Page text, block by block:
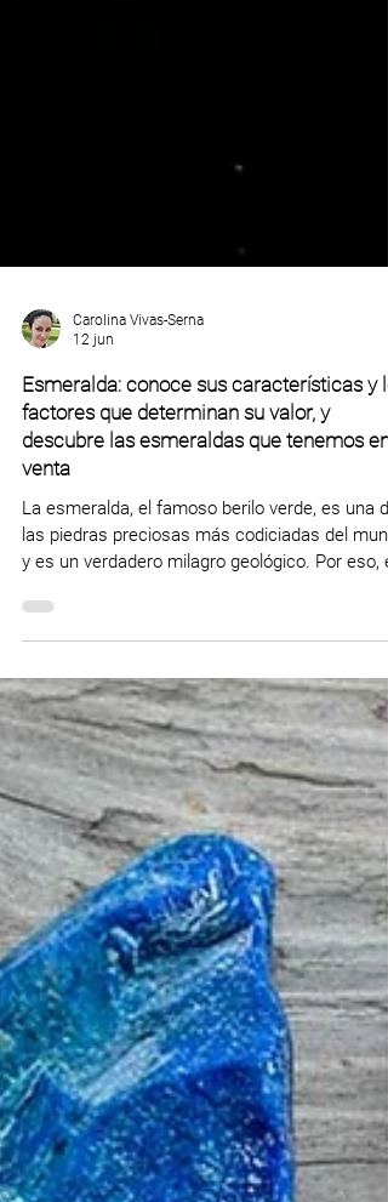
Carolina Vivas-Serna
12 jun
Esmeralda: conoce sus características y
factores que determinan su valor, y
venta
La esmeralda, el famoso berilo verde, es una de
y es un verdadero milagro geológico. Por eso,
esta guía especializada voy a contarte todo lo
una esmeralda? Roca vs. Mineral Propiedades
de la esmeralda: dureza en la escala de Mohs y
otras características ¿Dónde se encuentra la
esmeralda y de dónde sale? ¿Por qué las
esmeraldas colombianas son diferentes y más
costosas? ¿Por qué algun